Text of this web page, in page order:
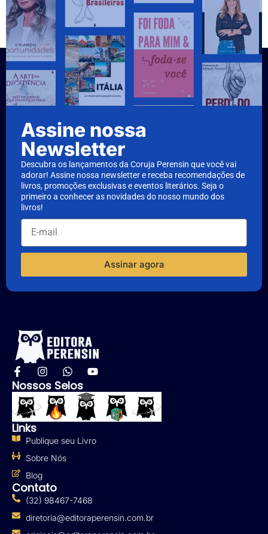
Assine nossa
Newsletter
Descubra os lançamentos da Coruja Perensin que você vai
adorar! Assine nossa newsletter e receba recomendações de
livros, promoções exclusivas e eventos literários. Seja o
primeiro a conhecer as novidades do nosso mundo dos
livros!
Assinar agora
Nossos Selos
Links
Publique seu Livro
Sobre Nós
Blog
Contato
(32) 98467-7468
diretoria@editoraperensin.com.br